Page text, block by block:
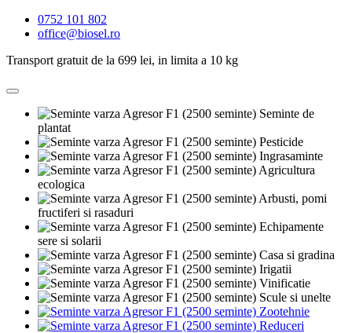
0752 101 802
office@biosel.ro
Transport gratuit de la 699 lei, in limita a 10 kg
Seminte de
plantat
Pesticide
Ingrasaminte
Agricultura
ecologica
Arbusti, pomi
fructiferi si rasaduri
Echipamente
sere si solarii
Casa si gradina
Irigatii
Vinificatie
Scule si unelte
Zootehnie
Reduceri